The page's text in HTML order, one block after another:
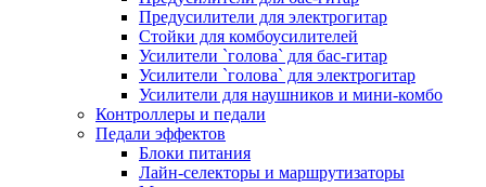
Предусилители для электрогитар
Стойки для комбоусилителей
Усилители `голова` для бас-гитар
Усилители `голова` для электрогитар
Усилители для наушников и мини-комбо
Контроллеры и педали
Педали эффектов
Блоки питания
Лайн-селекторы и маршрутизаторы